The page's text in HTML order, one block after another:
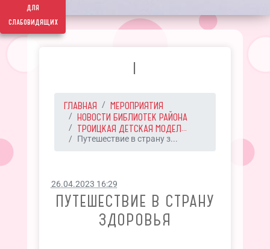
для
слабовидящих
I
ГЛАВНАЯ
МЕРОПРИЯТИЯ
НОВОСТИ БИБЛИОТЕК РАЙОНА
ТРОИЦКАЯ ДЕТСКАЯ МОДЕЛ...
Путешествие в страну з...
26.04.2023 16:29
ПУТЕШЕСТВИЕ В СТРАНУ
ЗДОРОВЬЯ